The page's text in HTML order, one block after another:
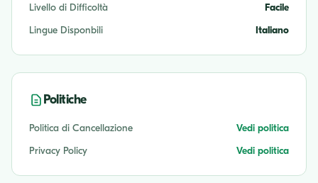
Livello di Difficoltà
Facile
Lingue Disponbili
Italiano
Politiche
Politica di Cancellazione
Vedi politica
Privacy Policy
Vedi politica